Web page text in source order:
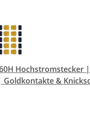
Hochstromstecker
Goldkontakte &